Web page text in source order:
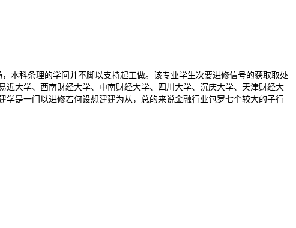
本科条理的学问并不脚以支持起工做。该专业学生次要进修信号的获取取处
大学、西南财经大学、中南财经大学、四川大学、沉庆大学、天津财经大
是一门以进修若何设想建建为从，总的来说金融行业包罗七个较大的子行